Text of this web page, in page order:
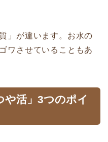
」が違います。お水の
ワさせていることもあ
や活」3つのポイ